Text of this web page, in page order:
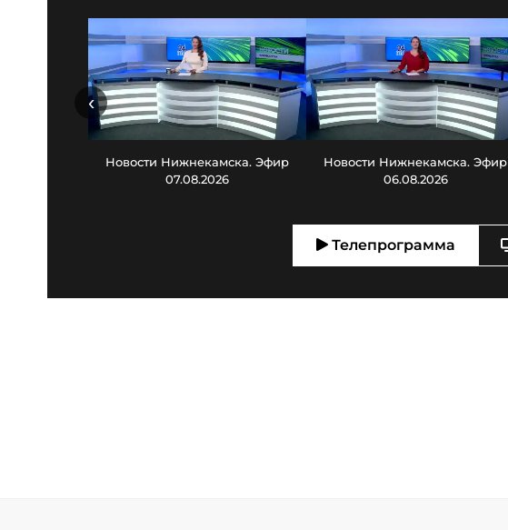
Новости Нижнекамска. Эфир
07.08.2026
Новости Нижнекамска. Эфир
06.08.2026
‹
Телепрограмма